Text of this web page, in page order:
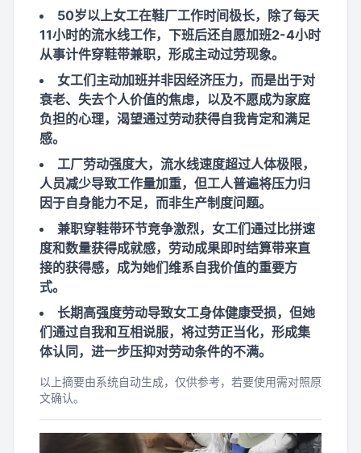
50岁以上女工在鞋厂工作时间极长，除了每天
11小时的流水线工作，下班后还自愿加班2-4小时
从事计件穿鞋带兼职，形成主动过劳现象。
女工们主动加班并非因经济压力，而是出于对
衰老、失去个人价值的焦虑，以及不愿成为家庭
负担的心理，渴望通过劳动获得自我肯定和满足
感。
工厂劳动强度大，流水线速度超过人体极限，
人员减少导致工作量加重，但工人普遍将压力归
因于自身能力不足，而非生产制度问题。
兼职穿鞋带环节竞争激烈，女工们通过比拼速
度和数量获得成就感，劳动成果即时结算带来直
接的获得感，成为她们维系自我价值的重要方
式。
长期高强度劳动导致女工身体健康受损，但她
们通过自我和互相说服，将过劳正当化，形成集
体认同，进一步压抑对劳动条件的不满。
以上摘要由系统自动生成，仅供参考，若要使用需对照原
文确认。